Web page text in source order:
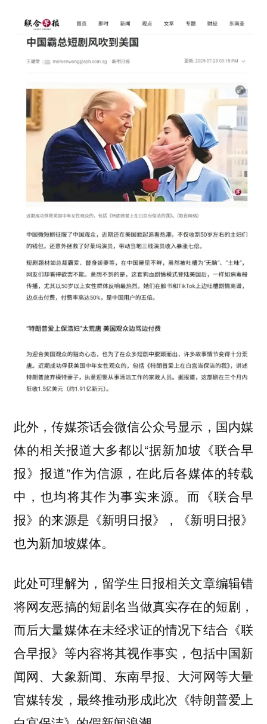
此外，传媒茶话会微信公众号显示，国内媒
体的相关报道大多都以“据新加坡《联合早
报》报道”作为信源，在此后各媒体的转载
中，也均将其作为事实来源。而《联合早
报》的来源是《新明日报》，《新明日报》
也为新加坡媒体。
此处可理解为，留学生日报相关文章编辑错
将网友恶搞的短剧名当做真实存在的短剧，
而后大量媒体在未经求证的情况下结合《联
合早报》等内容将其视作事实，包括中国新
闻网、大象新闻、东南早报、大河网等大量
官媒转发，最终推动形成此次《特朗普爱上